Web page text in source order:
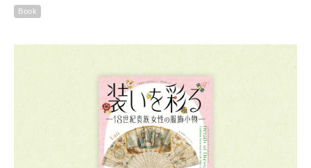
Book